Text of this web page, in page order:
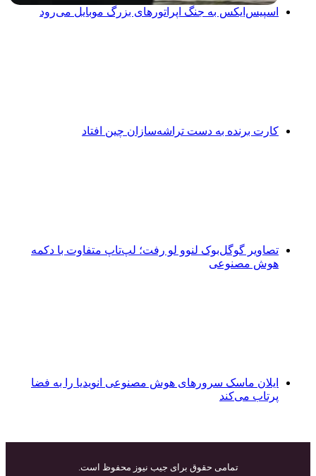
اسپیس‌ایکس به جنگ اپراتورهای بزرگ موبایل می‌رود
کارت برنده به دست تراشه‌سازان چین افتاد
تصاویر گوگل‌بوک لنوو لو رفت؛ لپ‌تاپ متفاوت با دکمه
هوش مصنوعی
ایلان ماسک سرورهای هوش مصنوعی انویدیا را به فضا
پرتاب می‌کند
تمامی حقوق برای جیب نیوز محفوظ است.